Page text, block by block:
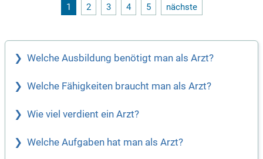
1 2 3 4 5 nächste
Welche Ausbildung benötigt man als Arzt?
Welche Fähigkeiten braucht man als Arzt?
Wie viel verdient ein Arzt?
Welche Aufgaben hat man als Arzt?